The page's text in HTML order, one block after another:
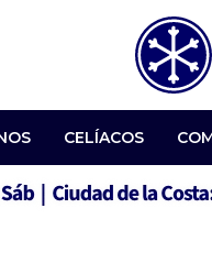
CELÍACOS